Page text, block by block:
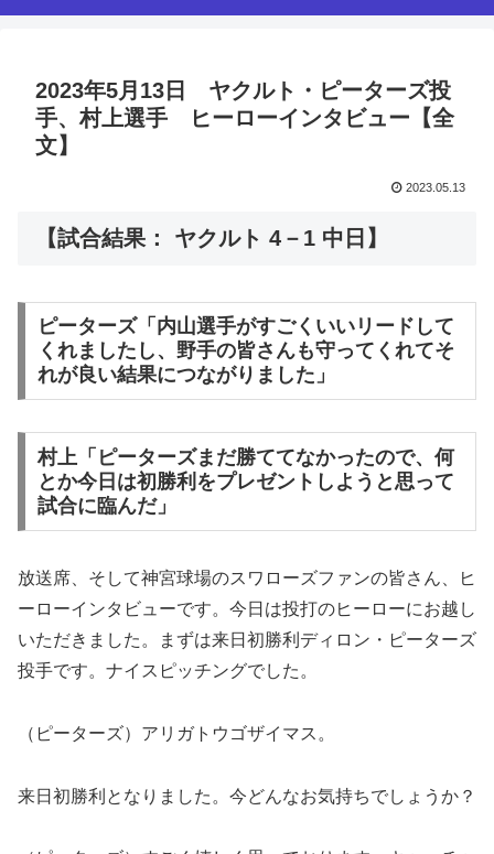
2023年5月13日 ヤクルト・ピーターズ投
手、村上選手 ヒーローインタビュー【全
文】
2023.05.13
【試合結果： ヤクルト 4－1 中日】
ピーターズ「内山選手がすごくいいリードして
くれましたし、野手の皆さんも守ってくれてそ
れが良い結果につながりました」
村上「ピーターズまだ勝ててなかったので、何
とか今日は初勝利をプレゼントしようと思って
試合に臨んだ」
放送席、そして神宮球場のスワローズファンの皆さん、ヒ
ーローインタビューです。今日は投打のヒーローにお越し
いただきました。まずは来日初勝利ディロン・ピーターズ
投手です。ナイスピッチングでした。
（ピーターズ）アリガトウゴザイマス。
来日初勝利となりました。今どんなお気持ちでしょうか？